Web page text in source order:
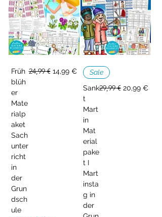
Früh
blüh
er
Mate
rialp
aket
Sach
unter
richt
in
der
Grun
dsch
ule
Standardpreis
24,99 € Sale-Preis
14,99 €
Sale
Sank
t
Mart
in
Mat
erial
pake
t I
Mart
insta
g in
der
Standardpreis
29,99 € Sale-Preis
20,99 €